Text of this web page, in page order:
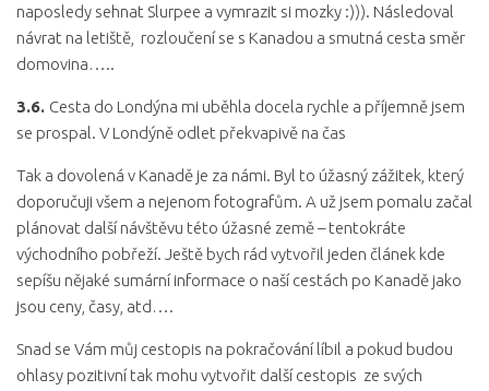
naposledy sehnat Slurpee a vymrazit si mozky :))). Následoval
návrat na letiště, rozloučení se s Kanadou a smutná cesta směr
domovina…..
3.6. Cesta do Londýna mi uběhla docela rychle a příjemně jsem
se prospal. V Londýně odlet překvapivě na čas
Tak a dovolená v Kanadě je za námi. Byl to úžasný zážitek, který
doporučuji všem a nejenom fotografům. A už jsem pomalu začal
plánovat další návštěvu této úžasné země – tentokráte
východního pobřeží. Ještě bych rád vytvořil jeden článek kde
sepíšu nějaké sumární informace o naší cestách po Kanadě jako
jsou ceny, časy, atd….
Snad se Vám můj cestopis na pokračování líbil a pokud budou
ohlasy pozitivní tak mohu vytvořit další cestopis ze svých